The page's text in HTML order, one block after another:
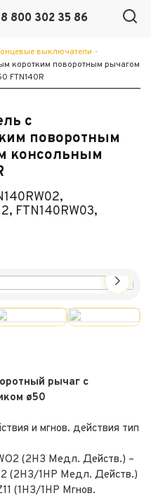
8 800 302 35 86
выключатели -
коротким поворотным рычагом
FTN140R
с
поворотным
консольным
FTN140RW03,
рычаг с
ø50
и мгнов. действия тип
(2НЗ Медл. Действ.) –
(2НЗ/1НР Медл. Действ.)
(1НЗ/1НР Мгнов.